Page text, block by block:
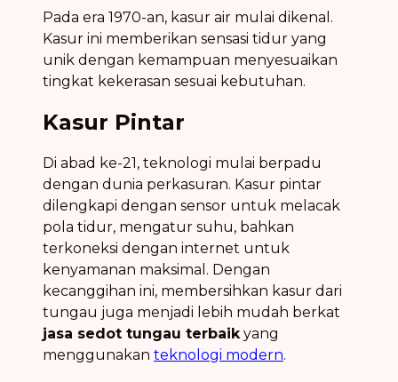
Pada era 1970-an, kasur air mulai dikenal.
Kasur ini memberikan sensasi tidur yang
unik dengan kemampuan menyesuaikan
tingkat kekerasan sesuai kebutuhan.
Kasur Pintar
Di abad ke-21, teknologi mulai berpadu
dengan dunia perkasuran. Kasur pintar
dilengkapi dengan sensor untuk melacak
pola tidur, mengatur suhu, bahkan
terkoneksi dengan internet untuk
kenyamanan maksimal. Dengan
kecanggihan ini, membersihkan kasur dari
tungau juga menjadi lebih mudah berkat
jasa sedot tungau terbaik yang
menggunakan teknologi modern.